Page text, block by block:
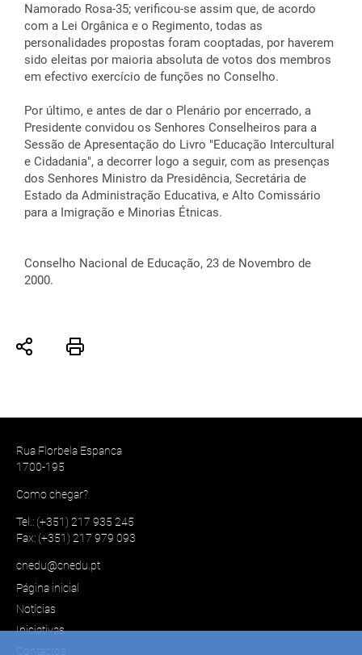
Namorado Rosa-35; verificou-se assim que, de acordo
com a Lei Orgânica e o Regimento, todas as
personalidades propostas foram cooptadas, por haverem
sido eleitas por maioria absoluta de votos dos membros
em efectivo exercício de funções no Conselho.
Por último, e antes de dar o Plenário por encerrado, a
Presidente convidou os Senhores Conselheiros para a
Sessão de Apresentação do Livro "Educação Intercultural
e Cidadania", a decorrer logo a seguir, com as presenças
dos Senhores Ministro da Presidência, Secretária de
Estado da Administração Educativa, e Alto Comissário
para a Imigração e Minorias Étnicas.
Conselho Nacional de Educação, 23 de Novembro de
2000.
Rua Florbela Espanca
1700-195
Como chegar?
Tel.: (+351) 217 935 245
Fax: (+351) 217 979 093
cnedu@cnedu.pt
Página inicial
Notícias
Iniciativas
Contactos